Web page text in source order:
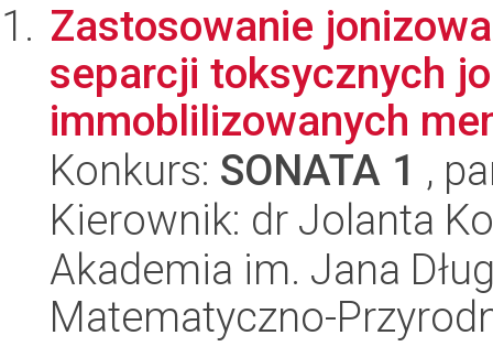
Zastosowanie
separcji toksycznych
immoblilizowanych
Konkurs: SONATA 1 ,
Kierownik: dr Jolanta
Akademia im. Jana
Matematyczno-